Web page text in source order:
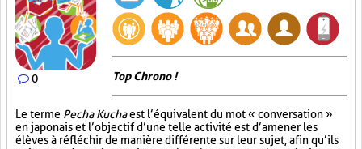
0 Top Chrono !
Le terme Pecha Kuchaest l’équivalent du mot « conversation »
en japonais et l’objectif d’une telle activité est d’amener les
élèves à réfléchir de manière différente sur leur sujet, afin qu’ils